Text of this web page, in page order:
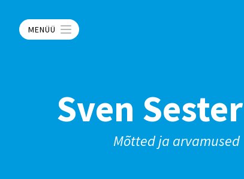
MENÜÜ
Sven Sester
Mõtted ja arvamused